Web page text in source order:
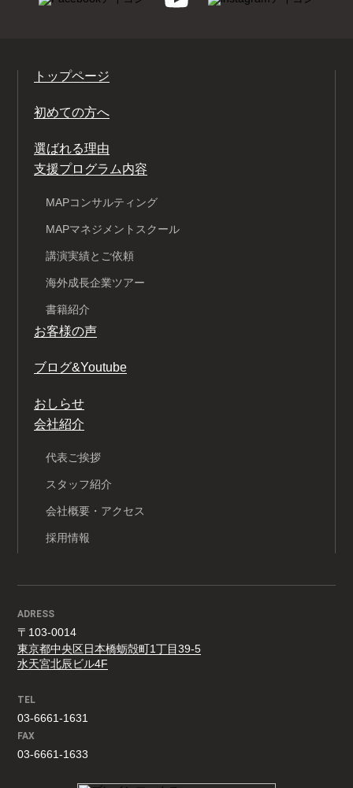
トップページ
初めての方へ
選ばれる理由
支援プログラム内容
MAPコンサルティング
MAPマネジメントスクール
講演実績とご依頼
海外成長企業ツアー
書籍紹介
お客様の声
ブログ&Youtube
おしらせ
会社紹介
代表ご挨拶
スタッフ紹介
会社概要・アクセス
採用情報
ADRESS
〒103-0014
東京都中央区日本橋蛎殻町1丁目39-5
水天宮北辰ビル4F
TEL
03-6661-1631
FAX
03-6661-1633